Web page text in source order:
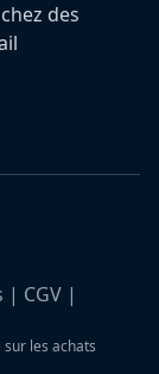
des
| CGV |
les achats